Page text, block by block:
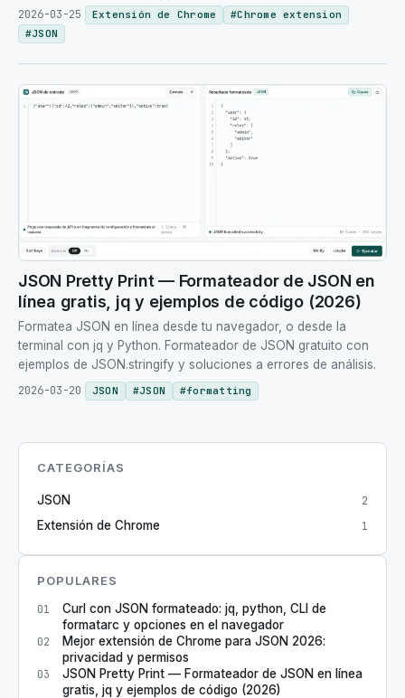
2026-03-25
Extensión de Chrome #Chrome extension
#JSON
JSON Pretty Print — Formateador de JSON en
línea gratis, jq y ejemplos de código (2026)
Formatea JSON en línea desde tu navegador, o desde la
terminal con jq y Python. Formateador de JSON gratuito con
ejemplos de JSON.stringify y soluciones a errores de análisis.
2026-03-20
JSON #JSON #formatting
CATEGORÍAS
JSON 2
Extensión de Chrome 1
POPULARES
01
Curl con JSON formateado: jq, python, CLI de
formatarc y opciones en el navegador
02
Mejor extensión de Chrome para JSON 2026:
privacidad y permisos
03
JSON Pretty Print — Formateador de JSON en línea
gratis, jq y ejemplos de código (2026)